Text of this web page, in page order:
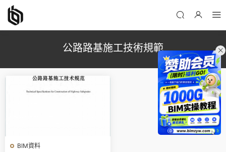
公路路基施工技術規範
BIM資料